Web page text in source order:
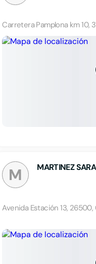
Carretera Pamplona km 10,
M MARTINEZ
Avenida Estación 13, 26500,